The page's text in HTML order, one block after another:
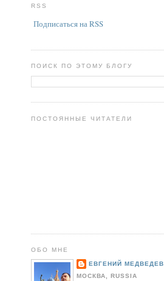
RSS
Подписаться на RSS
ПОИСК ПО ЭТОМУ БЛОГУ
ПОСТОЯННЫЕ ЧИТАТЕЛИ
ОБО МНЕ
ЕВГЕНИЙ МЕДВЕДЕВ
МОСКВА, RUSSIA